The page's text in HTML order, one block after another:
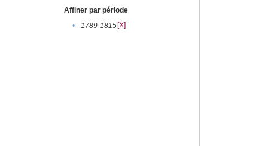
Affiner par période
•
1789-1815[X]